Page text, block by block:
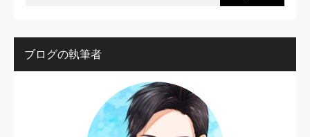
ブログの執筆者